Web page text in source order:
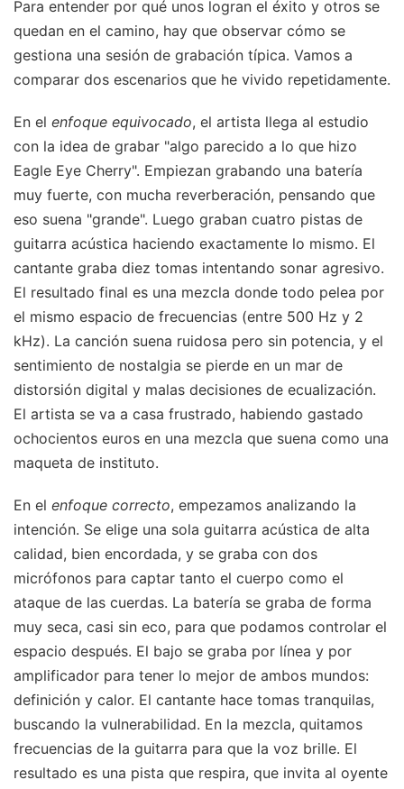
Para entender por qué unos logran el éxito y otros se
quedan en el camino, hay que observar cómo se
gestiona una sesión de grabación típica. Vamos a
comparar dos escenarios que he vivido repetidamente.
En el enfoque equivocado, el artista llega al estudio
con la idea de grabar "algo parecido a lo que hizo
Eagle Eye Cherry". Empiezan grabando una batería
muy fuerte, con mucha reverberación, pensando que
eso suena "grande". Luego graban cuatro pistas de
guitarra acústica haciendo exactamente lo mismo. El
cantante graba diez tomas intentando sonar agresivo.
El resultado final es una mezcla donde todo pelea por
el mismo espacio de frecuencias (entre 500 Hz y 2
kHz). La canción suena ruidosa pero sin potencia, y el
sentimiento de nostalgia se pierde en un mar de
distorsión digital y malas decisiones de ecualización.
El artista se va a casa frustrado, habiendo gastado
ochocientos euros en una mezcla que suena como una
maqueta de instituto.
En el enfoque correcto, empezamos analizando la
intención. Se elige una sola guitarra acústica de alta
calidad, bien encordada, y se graba con dos
micrófonos para captar tanto el cuerpo como el
ataque de las cuerdas. La batería se graba de forma
muy seca, casi sin eco, para que podamos controlar el
espacio después. El bajo se graba por línea y por
amplificador para tener lo mejor de ambos mundos:
definición y calor. El cantante hace tomas tranquilas,
buscando la vulnerabilidad. En la mezcla, quitamos
frecuencias de la guitarra para que la voz brille. El
resultado es una pista que respira, que invita al oyente